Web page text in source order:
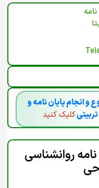
انجام پایان نامه و
کلیک کنید
روانشناسی